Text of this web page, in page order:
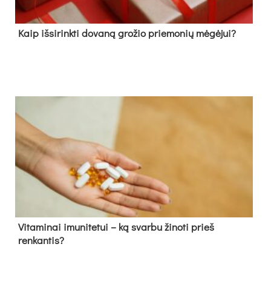
Kaip išsirinkti dovaną grožio priemonių mėgėjui?
Vitaminai imunitetui – ką svarbu žinoti prieš
renkantis?